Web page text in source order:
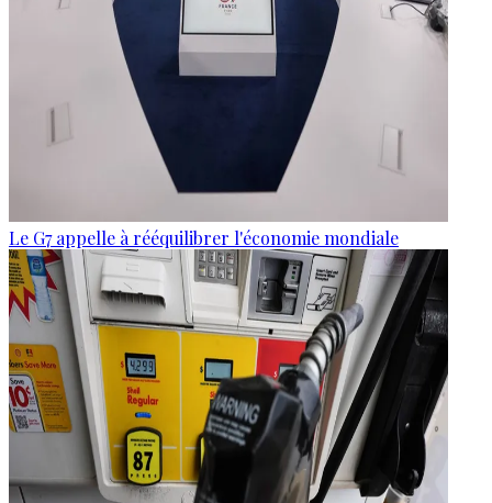
Le G7 appelle à rééquilibrer l'économie mondiale